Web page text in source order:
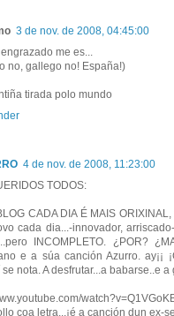
3 de nov. de 2008, 04:45:00
me es...
no, gallego no! España!)
tirada polo mundo
4 de nov. de 2008, 11:23:00
TODOS:
CADA DIA É MAIS
cada dia...-innovador,
INCOMPLETO. ¿POR?
e a súa canción Azurro. ay¡¡
nota. A desfrutar...a babarse..e
coa letra...¡é a canción dun ex-